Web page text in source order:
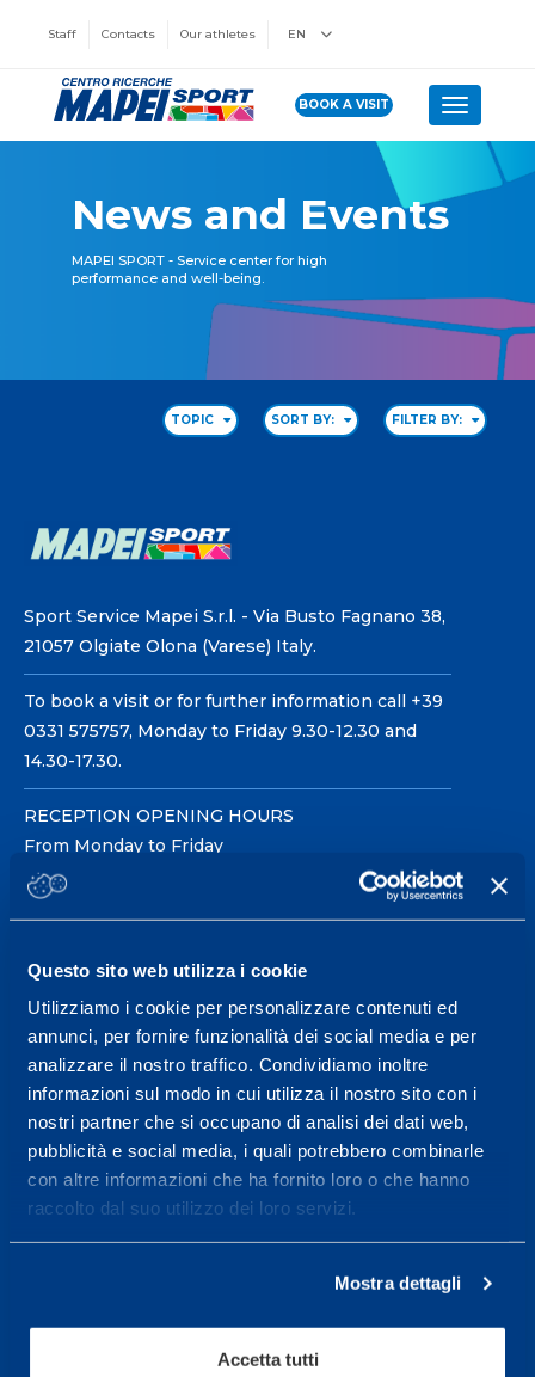
Questo sito web utilizza i cookie
Utilizziamo i cookie per personalizzare contenuti ed
annunci, per fornire funzionalità dei social media e per
analizzare il nostro traffico. Condividiamo inoltre
informazioni sul modo in cui utilizza il nostro sito con i
nostri partner che si occupano di analisi dei dati web,
pubblicità e social media, i quali potrebbero combinarle
con altre informazioni che ha fornito loro o che hanno
raccolto dal suo utilizzo dei loro servizi.
Mostra dettagli
Accetta tutti
Staff Contacts Our athletes EN
BOOK A VISIT Toggle
News and Events
MAPEI SPORT - Service center for high
performance and well-being.
TOPIC SORT BY: FILTER BY:
Sport Service Mapei S.r.l. - Via Busto Fagnano 38,
21057 Olgiate Olona (Varese) Italy.
To book a visit or for further information call +39
0331 575757, Monday to Friday 9.30-12.30 and
14.30-17.30.
RECEPTION OPENING HOURS
From Monday to Friday
08.30 - 18.30
Service center for high
performance and well-
being.
More informations
Services